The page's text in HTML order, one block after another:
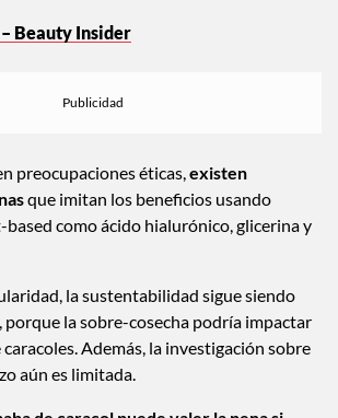
Beauty Insider
preocupaciones éticas,existen
que imitan los beneficios usando
como ácido hialurónico, glicerina y
la sustentabilidad sigue siendo
porque la sobre-cosecha podría impactar
Además, la investigación sobre
aún es limitada.